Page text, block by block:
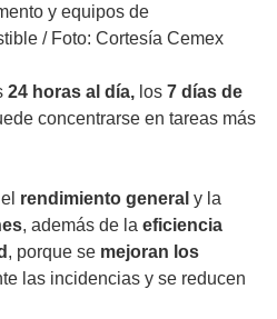
y equipos de
/ Foto: Cortesía Cemex
24 horas al día, los 7 días de
concentrarse en tareas más
rendimiento general y la
, además de la eficiencia
, porque se mejoran los
las incidencias y se reducen